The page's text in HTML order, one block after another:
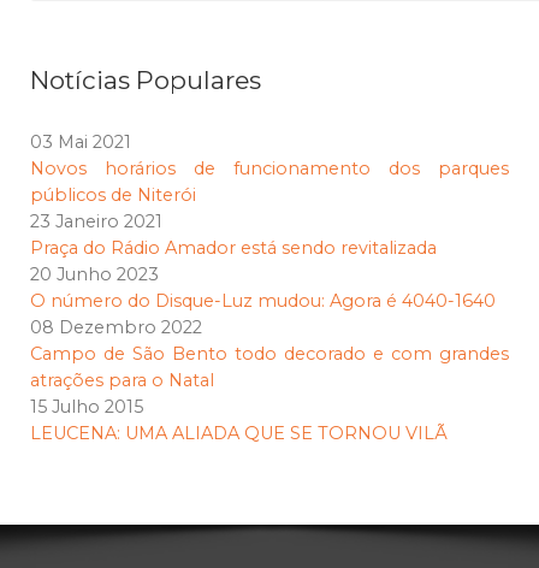
Notícias Populares
03 Mai 2021
Novos horários de funcionamento dos parques
públicos de Niterói
23 Janeiro 2021
Praça do Rádio Amador está sendo revitalizada
20 Junho 2023
O número do Disque-Luz mudou: Agora é 4040-1640
08 Dezembro 2022
Campo de São Bento todo decorado e com grandes
atrações para o Natal
15 Julho 2015
LEUCENA: UMA ALIADA QUE SE TORNOU VILÃ